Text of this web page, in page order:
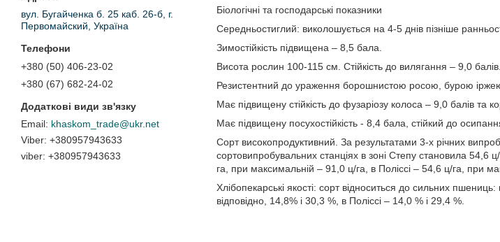
вул. Бугайченка б. 25 каб. 26-б, г.
Первомайский, Україна
+380 (50) 406-23-02
+380 (67) 682-24-02
khaskom_trade@ukr.net
+380957943633
viber +380957943633
Біологічні та господарські показники
Середньостиглий: виколошується на 4-5 днів пізніше
Зимостійкість підвищена – 8,5 бала.
Висота рослин 100-115 см. Стійкість до вилягання – 9,0 балів.
Резистентний до ураження борошнистою росою, бурою іржею
Має підвищену стійкість до фузаріозу колоса – 9,0 балів та
Має підвищену посухостійкість - 8,4 бала, стійкий до
Сорт високопродуктивний. За результатами 3-х річних
сортовипробувальних станціях в зоні Степу становила 54,6
га, при максимальній – 91,0 ц/га, в Поліссі – 54,6 ц/га, при
Хлібопекарські якості: сорт відноситься до сильних
відповідно, 14,8% і 30,3 %, в Поліссі – 14,0 % і 29,4 %.